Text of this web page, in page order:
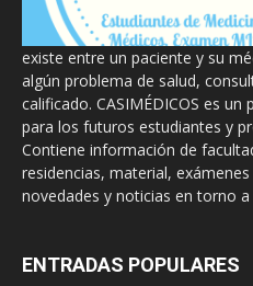
La información proporcionada
diseñado para complementar,
existe entre un paciente y su
algún problema de salud,
calificado. CASIMÉDICOS es
para los futuros estudiantes y
Contiene información de
residencias, material,
novedades y noticias en torno
ENTRADAS POPULARES